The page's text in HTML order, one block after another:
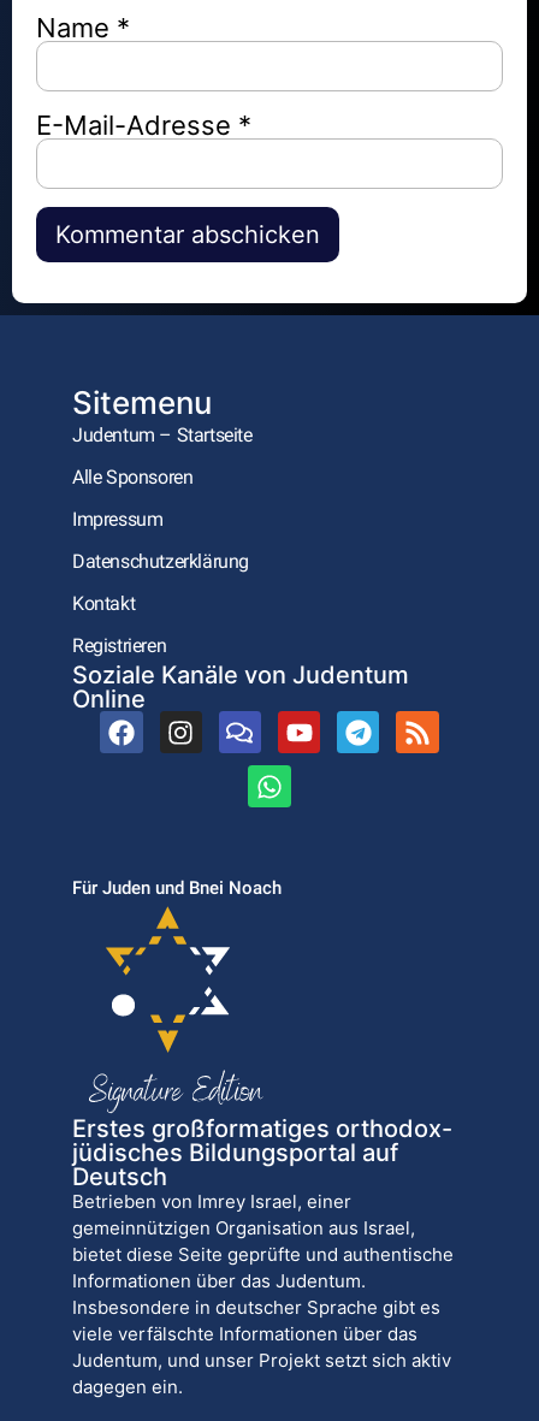
Name *
E-Mail-Adresse *
Alternative:
Sitemenu
Judentum – Startseite
Alle Sponsoren
Impressum
Datenschutzerklärung
Kontakt
Registrieren
Soziale Kanäle von Judentum
Online
Für Juden und Bnei Noach
Erstes großformatiges orthodox-
jüdisches Bildungsportal auf
Deutsch
Betrieben von Imrey Israel, einer
gemeinnützigen Organisation aus Israel,
bietet diese Seite geprüfte und authentische
Informationen über das Judentum.
Insbesondere in deutscher Sprache gibt es
viele verfälschte Informationen über das
Judentum, und unser Projekt setzt sich aktiv
dagegen ein.